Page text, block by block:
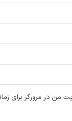
من در مرورگر برای